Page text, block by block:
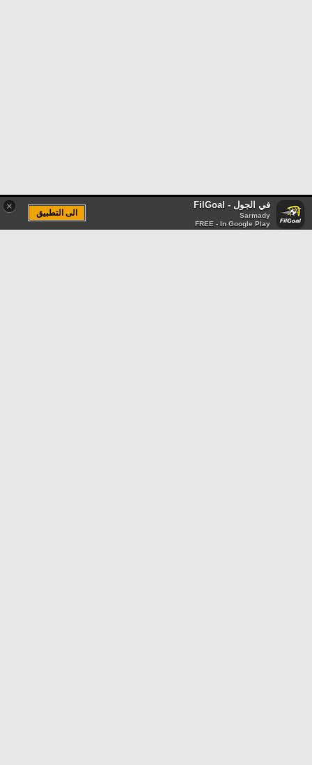
× في الجول - FilGoal
Sarmady
FREE - In Google Play
الى التطبيق